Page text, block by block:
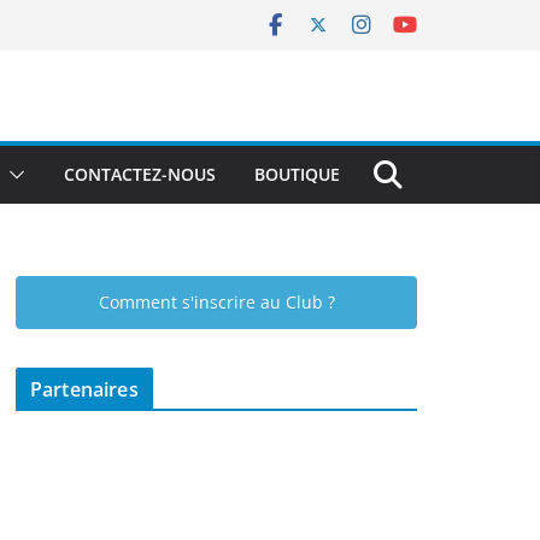
CONTACTEZ-NOUS BOUTIQUE
Comment s'inscrire au Club ?
Partenaires